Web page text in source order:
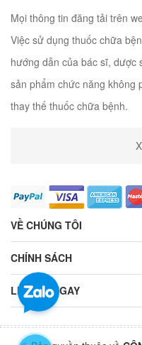
Mọi thông tin đăng tải trên
Việc sử dụng thuốc chữa
hướng dẫn của bác sĩ, dược
sản phẩm chức năng không
thay thế thuốc chữa bệnh.
VỀ CHÚNG TÔI
CHÍNH SÁCH
LIÊN HỆ NGAY